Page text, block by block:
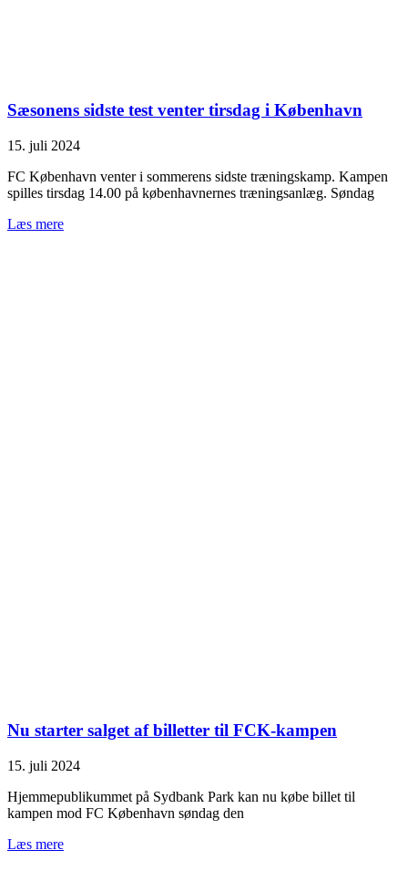
Sæsonens sidste test venter tirsdag i København
15. juli 2024
FC København venter i sommerens sidste træningskamp. Kampen
spilles tirsdag 14.00 på københavnernes træningsanlæg. Søndag
Læs mere
Nu starter salget af billetter til FCK-kampen
15. juli 2024
Hjemmepublikummet på Sydbank Park kan nu købe billet til
kampen mod FC København søndag den
Læs mere